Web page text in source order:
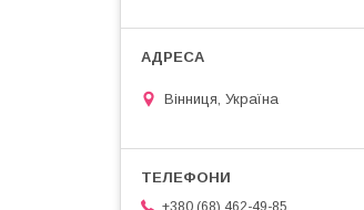
Вінниця, Україна
+380 (68) 462-49-85